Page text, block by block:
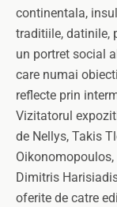
continentala,
traditiile, datinile,
un portret social
care numai
reflecte prin
Vizitatorul
de Nellys, Takis
Dimitris
oferite de catre